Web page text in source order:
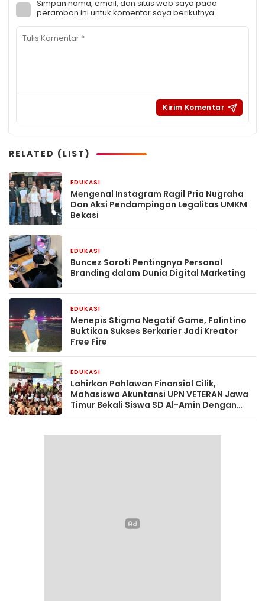
Simpan nama, email, dan situs web saya pada
peramban ini untuk komentar saya berikutnya.
RELATED (LIST)
EDUKASI
Mengenal Instagram Ragil Pria Nugraha
Dan Aksi Pendampingan Legalitas UMKM
Bekasi
EDUKASI
‎Buncez Soroti Pentingnya Personal
Branding dalam Dunia Digital Marketing
EDUKASI
Menepis Stigma Negatif Game, Falintino
Buktikan Sukses Berkarier Jadi Kreator
Free Fire
EDUKASI
Lahirkan Pahlawan Finansial Cilik,
Mahasiswa Akuntansi UPN VETERAN Jawa
Timur Bekali Siswa SD Al-Amin Dengan